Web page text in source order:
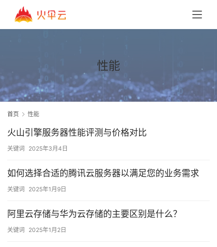
性能
首页 性能
火山引擎服务器性能评测与价格对比
关键词 2025年3月4日
如何选择合适的腾讯云服务器以满足您的业务需求
关键词 2025年1月9日
阿里云存储与华为云存储的主要区别是什么？
关键词 2025年1月2日